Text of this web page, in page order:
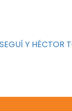
Y HÉCTOR